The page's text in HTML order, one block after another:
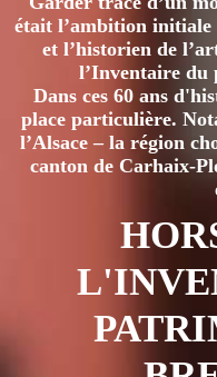
était l’ambition
et l’historien de
l’Inventaire du
Dans ces 60 ans
place particulière.
l’Alsace – la région
canton de Carhaix-